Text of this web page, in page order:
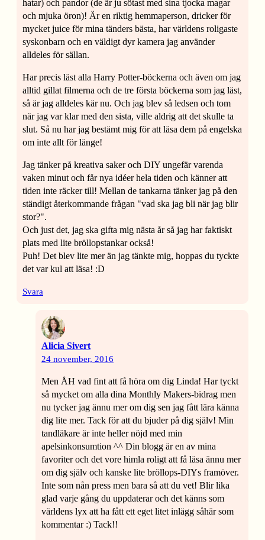
hatar) och pandor (de är ju sötast med sina tjocka magar
och mjuka öron)! Är en riktig hemmaperson, dricker för
mycket juice för mina tänders bästa, har världens roligaste
syskonbarn och en väldigt dyr kamera jag använder
alldeles för sällan.
Har precis läst alla Harry Potter-böckerna och även om jag
alltid gillat filmerna och de tre första böckerna som jag läst,
så är jag alldeles kär nu. Och jag blev så ledsen och tom
när jag var klar med den sista, ville aldrig att det skulle ta
slut. Så nu har jag bestämt mig för att läsa dem på engelska
om inte allt för länge!
Jag tänker på kreativa saker och DIY ungefär varenda
vaken minut och får nya idéer hela tiden och känner att
tiden inte räcker till! Mellan de tankarna tänker jag på den
ständigt återkommande frågan "vad ska jag bli när jag blir
stor?".
Och just det, jag ska gifta mig nästa år så jag har faktiskt
plats med lite bröllopstankar också!
Puh! Det blev lite mer än jag tänkte mig, hoppas du tyckte
det var kul att läsa! :D
Svara
Alicia Sivert
24 november, 2016
Men ÅH vad fint att få höra om dig Linda! Har tyckt
så mycket om alla dina Monthly Makers-bidrag men
nu tycker jag ännu mer om dig sen jag fått lära känna
dig lite mer. Tack för att du bjuder på dig själv! Min
tandläkare är inte heller nöjd med min
apelsinkonsumtion ^^ Din blogg är en av mina
favoriter och det vore himla roligt att få läsa ännu mer
om dig själv och kanske lite bröllops-DIYs framöver.
Inte som nån press men bara så att du vet! Blir lika
glad varje gång du uppdaterar och det känns som
världens lyx att ha fått ett eget litet inlägg såhär som
kommentar :) Tack!!